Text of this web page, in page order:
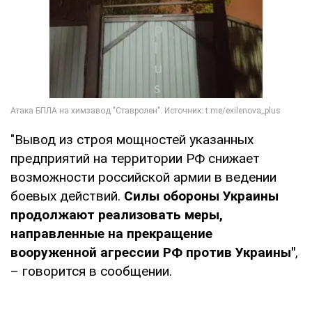
"Вывод из строя мощностей указанных
предприятий на территории РФ снижает
возможности российской армии в ведении
боевых действий. Силы обороны Украины
продолжают реализовать меры,
направленные на прекращение
вооруженной агрессии РФ против Украины",
– говорится в сообщении.